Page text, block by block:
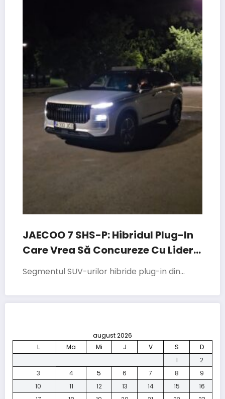
JAECOO 7 SHS-P: Hibridul Plug-In
Care Vrea Să Concureze Cu Liderii
Segmentului
Segmentul SUV-urilor hibride plug-in din…
august 2026
L
Ma Mi J V S
D
1
2
3
4 5 6 7 8
9
10
11 12 13 14 15
16